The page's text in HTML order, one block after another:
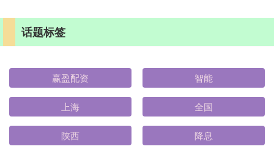
话题标签
赢盈配资 智能
上海 全国
陕西 降息